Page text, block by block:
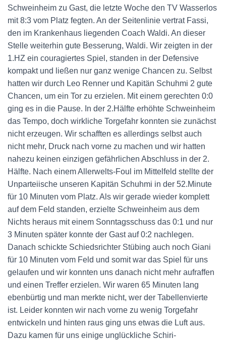
Schweinheim zu Gast, die letzte Woche den TV Wasserlos
mit 8:3 vom Platz fegten. An der Seitenlinie vertrat Fassi,
den im Krankenhaus liegenden Coach Waldi. An dieser
Stelle weiterhin gute Besserung, Waldi. Wir zeigten in der
1.HZ ein couragiertes Spiel, standen in der Defensive
kompakt und ließen nur ganz wenige Chancen zu. Selbst
hatten wir durch Leo Renner und Kapitän Schuhmi 2 gute
Chancen, um ein Tor zu erzielen. Mit einem gerechten 0:0
ging es in die Pause. In der 2.Hälfte erhöhte Schweinheim
das Tempo, doch wirkliche Torgefahr konnten sie zunächst
nicht erzeugen. Wir schafften es allerdings selbst auch
nicht mehr, Druck nach vorne zu machen und wir hatten
nahezu keinen einzigen gefährlichen Abschluss in der 2.
Hälfte. Nach einem Allerwelts-Foul im Mittelfeld stellte der
Unparteiische unseren Kapitän Schuhmi in der 52.Minute
für 10 Minuten vom Platz. Als wir gerade wieder komplett
auf dem Feld standen, erzielte Schweinheim aus dem
Nichts heraus mit einem Sonntagsschuss das 0:1 und nur
3 Minuten später konnte der Gast auf 0:2 nachlegen.
Danach schickte Schiedsrichter Stübing auch noch Giani
für 10 Minuten vom Feld und somit war das Spiel für uns
gelaufen und wir konnten uns danach nicht mehr aufraffen
und einen Treffer erzielen. Wir waren 65 Minuten lang
ebenbürtig und man merkte nicht, wer der Tabellenvierte
ist. Leider konnten wir nach vorne zu wenig Torgefahr
entwickeln und hinten raus ging uns etwas die Luft aus.
Dazu kamen für uns einige unglückliche Schiri-